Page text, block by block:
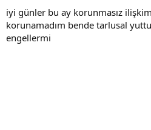
a
t
a
n
r
i
iyi günler bu ay korunmasız
korunamadım bende tarlusal
engellermi